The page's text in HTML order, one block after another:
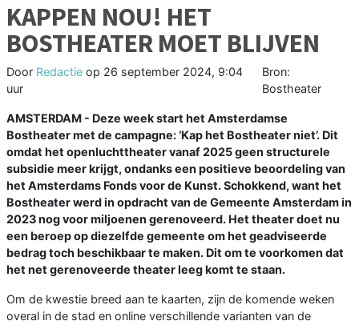
KAPPEN NOU! HET
BOSTHEATER MOET BLIJVEN
Door Redactie op 26 september 2024, 9:04
uur
Bron:
Bostheater
AMSTERDAM - Deze week start het Amsterdamse
Bostheater met de campagne: ‘Kap het Bostheater niet’. Dit
omdat het openluchttheater vanaf 2025 geen structurele
subsidie meer krijgt, ondanks een positieve beoordeling van
het Amsterdams Fonds voor de Kunst. Schokkend, want het
Bostheater werd in opdracht van de Gemeente Amsterdam in
2023 nog voor miljoenen gerenoveerd. Het theater doet nu
een beroep op diezelfde gemeente om het geadviseerde
bedrag toch beschikbaar te maken. Dit om te voorkomen dat
het net gerenoveerde theater leeg komt te staan.
Om de kwestie breed aan te kaarten, zijn de komende weken
overal in de stad en online verschillende varianten van de